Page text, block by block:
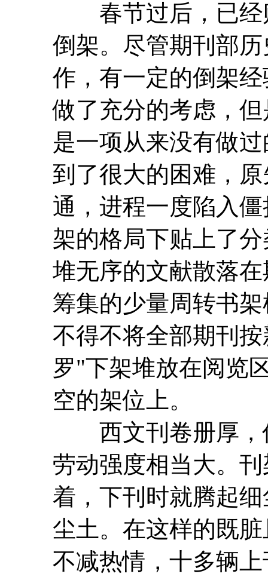
春节过后，已经
倒架。尽管期刊部
作，有一定的倒架
做了充分的考虑，
是一项从来没有做
到了很大的困难，
通，进程一度陷入
架的格局下贴上了
堆无序的文献散落
筹集的少量周转书
不得不将全部期刊
罗"下架堆放在阅览
空的架位上。
西文刊卷册厚，
劳动强度相当大。
着，下刊时就腾起
尘土。在这样的既
不减热情，十多辆